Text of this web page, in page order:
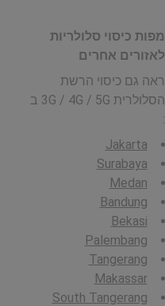
מפות כיסוי סלולריות
לאזורים אחרים
ראה גם כיסוי הרשת
הסלולרית 3G / 4G / 5G ב
:
Jakarta
Surabaya
Medan
Bandung
Bekasi
Palembang
Tangerang
Makassar
South Tangerang